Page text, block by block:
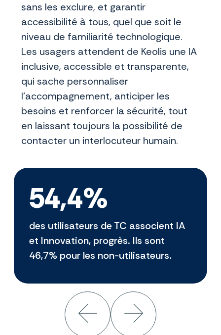
sans les exclure, et garantir
accessibilité à tous, quel que soit le
niveau de familiarité technologique.
Les usagers attendent de Keolis une IA
inclusive, accessible et transparente,
qui sache personnaliser
l’accompagnement, anticiper les
besoins et renforcer la sécurité, tout
en laissant toujours la possibilité de
contacter un interlocuteur humain.
54,4%
des utilisateurs de TC associent IA
et Innovation, progrès. Ils sont
46,7% pour les non-utilisateurs.